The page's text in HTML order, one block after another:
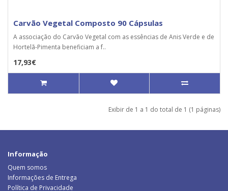
Carvão Vegetal Composto 90 Cápsulas
A associação do Carvão Vegetal com as essências de Anis Verde e de
Hortelã-Pimenta beneficiam a f..
17,93€
Exibir de 1 a 1 do total de 1 (1 páginas)
Informação
Quem somos
Informações de Entrega
Política de Privacidade